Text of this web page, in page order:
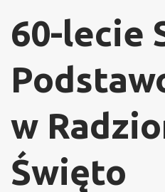
60-lecie
w
Święto